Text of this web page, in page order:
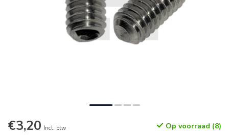
€3,20 Incl. btw Op voorraad (8)